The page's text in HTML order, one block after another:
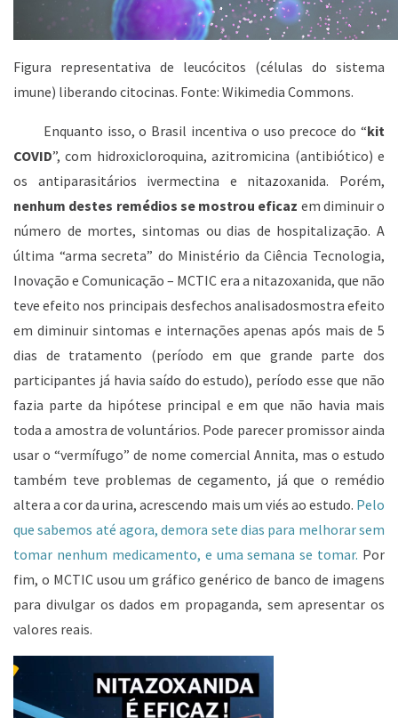
Figura representativa de leucócitos (células do sistema
imune) liberando citocinas. Fonte: Wikimedia Commons.
Enquanto isso, o Brasil incentiva o uso precoce do “kit
COVID”, com hidroxicloroquina, azitromicina (antibiótico) e
os antiparasitários ivermectina e nitazoxanida. Porém,
nenhum destes remédios se mostrou eficaz em diminuir o
número de mortes, sintomas ou dias de hospitalização. A
última “arma secreta” do Ministério da Ciência Tecnologia,
Inovação e Comunicação – MCTIC era a nitazoxanida, que não
teve efeito nos principais desfechos analisadosmostra efeito
em diminuir sintomas e internações apenas após mais de 5
dias de tratamento (período em que grande parte dos
participantes já havia saído do estudo), período esse que não
fazia parte da hipótese principal e em que não havia mais
toda a amostra de voluntários. Pode parecer promissor ainda
usar o “vermífugo” de nome comercial Annita, mas o estudo
também teve problemas de cegamento, já que o remédio
altera a cor da urina, acrescendo mais um viés ao estudo. Pelo
que sabemos até agora, demora sete dias para melhorar sem
tomar nenhum medicamento, e uma semana se tomar. Por
fim, o MCTIC usou um gráfico genérico de banco de imagens
para divulgar os dados em propaganda, sem apresentar os
valores reais.